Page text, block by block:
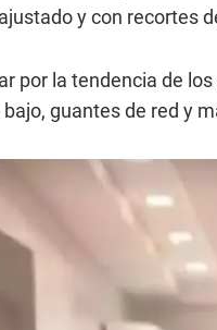
y con recortes
por la tendencia de
guantes de red y